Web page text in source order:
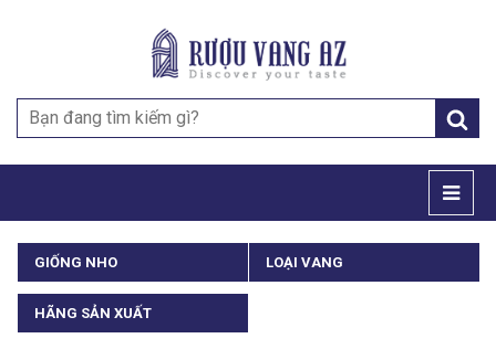
Search
for:
GIỐNG NHO LOẠI VANG
HÃNG SẢN XUẤT